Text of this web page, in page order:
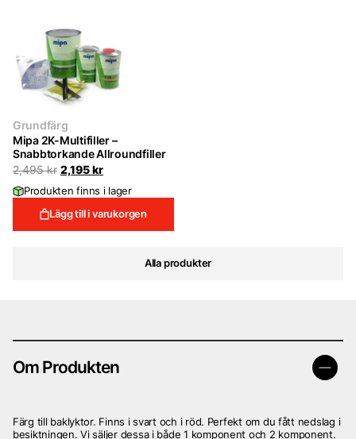
Alla produkter
Grundfärg
Mipa 2K-Multifiller –
Snabbtorkande Allroundfiller
2,495kr Det
ursprungliga
priset
2,495 kr.
2,195krDet
priset
2,195 kr.
Produkten finns i lager
Lägg till i varukorgen
Om Produkten
Färg till baklyktor. Finns i svart och i röd. Perfekt om du fått nedslag i
besiktningen. Vi säljer dessa i både 1 komponent och 2 komponent.